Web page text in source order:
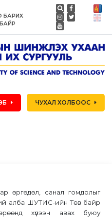
БАРИХ
ЧУХАЛ ХОЛБООС
өргөдөл, санал гомдолыг
алба ШУТИС-ийн Төв байр
хүлээн авах буюу